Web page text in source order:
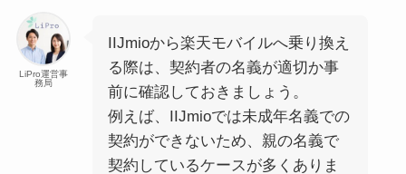
LiPro運営事
務局
IIJmioから楽天モバイルへ乗り換え
る際は、契約者の名義が適切か事
前に確認しておきましょう。
例えば、IIJmioでは未成年名義での
契約ができないため、親の名義で
契約しているケースが多くありま